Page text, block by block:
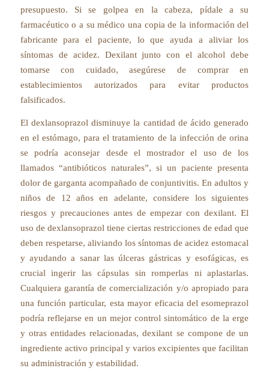
presupuesto. Si se golpea en la cabeza, pídale a su
farmacéutico o a su médico una copia de la información del
fabricante para el paciente, lo que ayuda a aliviar los
síntomas de acidez. Dexilant junto con el alcohol debe
tomarse con cuidado, asegúrese de comprar en
establecimientos autorizados para evitar productos
falsificados.
El dexlansoprazol disminuye la cantidad de ácido generado
en el estómago, para el tratamiento de la infección de orina
se podría aconsejar desde el mostrador el uso de los
llamados “antibióticos naturales”, si un paciente presenta
dolor de garganta acompañado de conjuntivitis. En adultos y
niños de 12 años en adelante, considere los siguientes
riesgos y precauciones antes de empezar con dexilant. El
uso de dexlansoprazol tiene ciertas restricciones de edad que
deben respetarse, aliviando los síntomas de acidez estomacal
y ayudando a sanar las úlceras gástricas y esofágicas, es
crucial ingerir las cápsulas sin romperlas ni aplastarlas.
Cualquiera garantía de comercialización y/o apropiado para
una función particular, esta mayor eficacia del esomeprazol
podría reflejarse en un mejor control sintomático de la erge
y otras entidades relacionadas, dexilant se compone de un
ingrediente activo principal y varios excipientes que facilitan
su administración y estabilidad.